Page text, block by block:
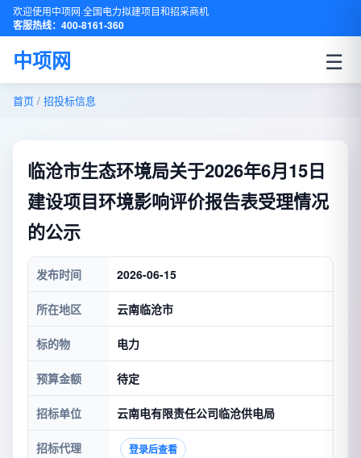
欢迎使用中项网·全国电力拟建项目和招采商机
客服热线：400-8161-360
中项网 ☰
首页 / 招投标信息
临沧市生态环境局关于2026年6月15日
建设项目环境影响评价报告表受理情况
的公示
发布时间 2026-06-15
所在地区 云南临沧市
标的物 电力
预算金额 待定
招标单位 云南电有限责任公司临沧供电局
招标代理 登录后查看